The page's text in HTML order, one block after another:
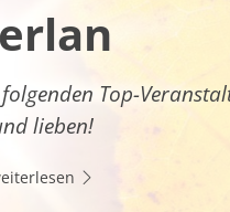
Top-
lieben!